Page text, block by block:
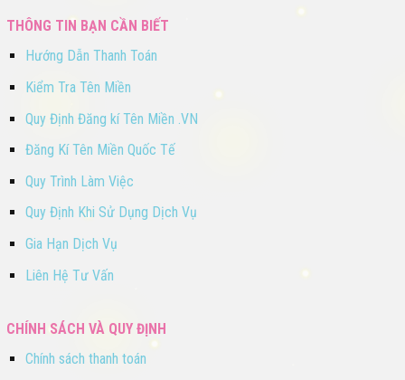
THÔNG TIN BẠN CẦN BIẾT
Hướng Dẫn Thanh Toán
Kiểm Tra Tên Miền
Quy Định Đăng kí Tên Miền .VN
Đăng Kí Tên Miền Quốc Tế
Quy Trình Làm Việc
Quy Định Khi Sử Dụng Dịch Vụ
Gia Hạn Dịch Vụ
Liên Hệ Tư Vấn
CHÍNH SÁCH VÀ QUY ĐỊNH
Chính sách thanh toán